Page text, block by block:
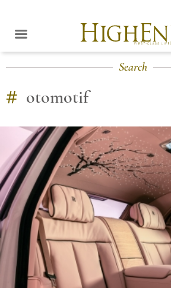
Search
# otomotif